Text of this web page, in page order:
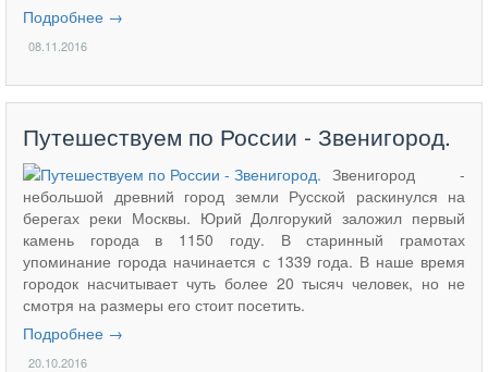
Подробнее →
08.11.2016
Путешествуем по России - Звенигород.
Звенигород -
небольшой древний город земли Русской раскинулся на
берегах реки Москвы. Юрий Долгорукий заложил первый
камень города в 1150 году. В старинный грамотах
упоминание города начинается с 1339 года. В наше время
городок насчитывает чуть более 20 тысяч человек, но не
смотря на размеры его стоит посетить.
Подробнее →
20.10.2016